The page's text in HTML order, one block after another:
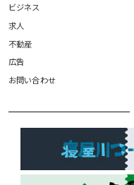
ビジネス
求人
不動産
広告
お問い合わせ